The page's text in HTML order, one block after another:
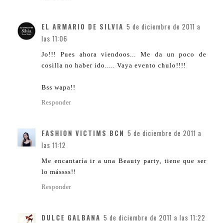
EL ARMARIO DE SILVIA 5 de diciembre de 2011 a
las 11:06
Jo!!! Pues ahora viendoos... Me da un poco de
cosilla no haber ido..... Vaya evento chulo!!!!
Bss wapa!!
Responder
FASHION VICTIMS BCN 5 de diciembre de 2011 a
las 11:12
Me encantaría ir a una Beauty party, tiene que ser
lo mássss!!
Responder
DULCE GALBANA 5 de diciembre de 2011 a las 11:22